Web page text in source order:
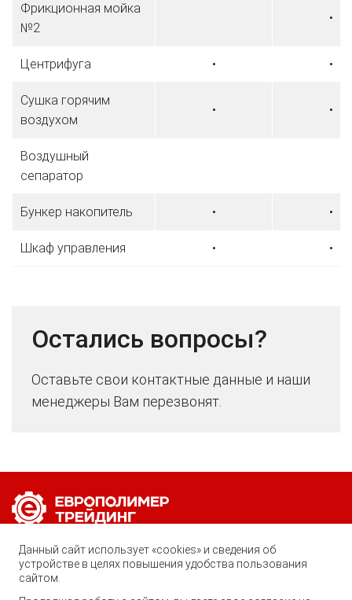
Фрикционная мойка
№2
•
Центрифуга • •
Сушка горячим
воздухом
• •
Воздушный
сепаратор
Бункер накопитель • •
Шкаф управления • •
Остались вопросы?
Оставьте свои контактные данные и наши
менеджеры Вам перезвонят.
Позвоните нам по любому вопросу:
8 (800) 222-40-61
Ростов-на-Дону, ул. Вавилова, 59
Данный сайт использует «cookies» и сведения об
устройстве в целях повышения удобства пользования
сайтом.